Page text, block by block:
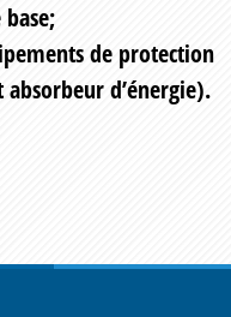
de protection
d’énergie).